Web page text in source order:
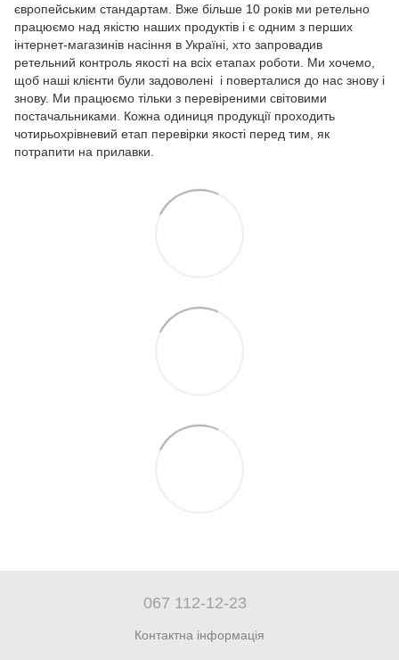
європейським стандартам. Вже більше 10 років ми ретельно
працюємо над якістю наших продуктів і є одним з перших
інтернет-магазинів насіння в Україні, хто запровадив
ретельний контроль якості на всіх етапах роботи. Ми хочемо,
щоб наші клієнти були задоволені і поверталися до нас знову і
знову. Ми працюємо тільки з перевіреними світовими
постачальниками. Кожна одиниця продукції проходить
чотирьохрівневий етап перевірки якості перед тим, як
потрапити на прилавки.
067 112-12-23
Контактна інформація